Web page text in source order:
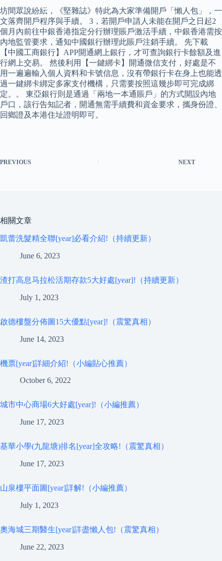
坊間眾說紛紜，《堅雜誌》特此為大家準備開戶「懶人包」，一
文落齊開戶程序與手續。 3，若開戶申請人未能在開戶之日起2
個月內前往中銀香港指定分行辦理賬戶激活手續，中銀香港需按
內地監管要求，通知中國銀行辦理此賬戶注銷手續。 先下載
【中國工商銀行】APP開通網上銀行，才可查詢銀行卡餘額及進
行網上交易。 然後利用【一鍵綁卡】開通微信支付，好處是不
用一遍遍輸入個人資料和卡號信息，沒有帶銀行卡在身上也能透
過一鍵綁卡綁定多家支付機構，只需要按照這幾步即可完成綁
定。。 東亞銀行則是通過「兩地一本通賬戶」的方式開設內地
戶口，該行告知記者，開通無需手續費和資金要求，攜身份證、
回鄉證及本港住址證明即可。
PREVIOUS NEXT
相關文章
凱蕾洗髮精全聯[year]必看介紹!（持續更新）
June 6, 2023
渣打高息马拉松活期存款5大好處[year]!（持續更新）
July 1, 2023
啟德樓盤分佈圖15大優點[year]!（震驚真相）
June 14, 2023
機票[year]詳細介紹!（小編貼心推薦）
October 6, 2022
城市中心商場6大好處[year]!（小編推薦）
June 17, 2023
基華小學(九龍塘)排名[year]全攻略!（震驚真相）
June 17, 2023
山泉樓平面圖[year]詳解!（小編推薦）
July 1, 2023
奧海城三期醫生[year]詳盡懶人包!（震驚真相）
June 22, 2023